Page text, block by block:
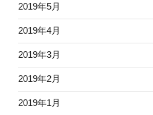
2019年5月
2019年4月
2019年3月
2019年2月
2019年1月